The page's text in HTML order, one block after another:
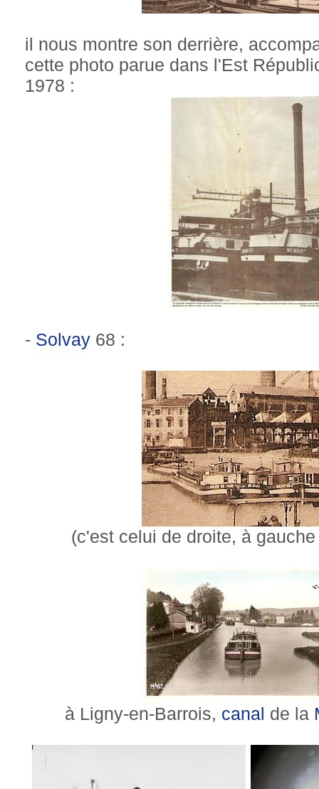
il nous montre son derrière,
cette photo parue dans l'Est
1978 :
- Solvay 68 :
(c'est celui de droite, à
à Ligny-en-Barrois, canal de la